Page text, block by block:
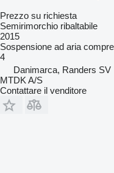
Prezzo su richiesta
Semirimorchio ribaltabile
2015
Sospensione ad aria
4
Danimarca, Randers SV
MTDK A/S
Contattare il venditore